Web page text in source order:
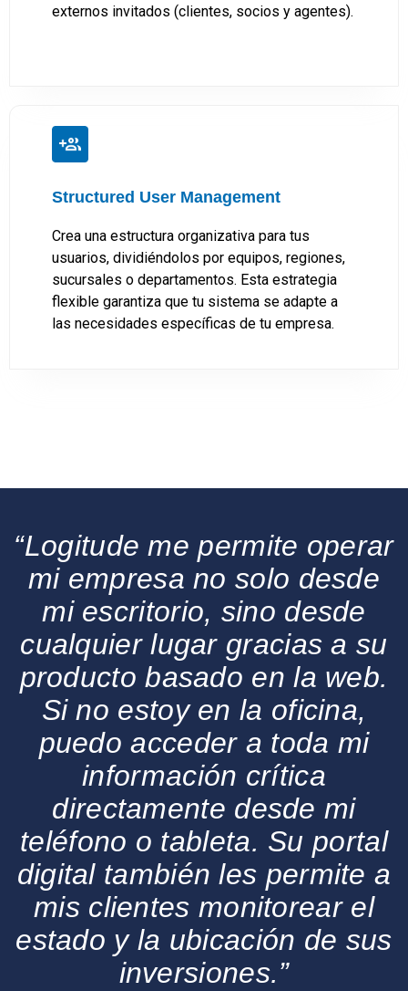
externos invitados (clientes, socios y agentes).
Structured User Management
Crea una estructura organizativa para tus
usuarios, dividiéndolos por equipos, regiones,
sucursales o departamentos. Esta estrategia
flexible garantiza que tu sistema se adapte a
las necesidades específicas de tu empresa.
“Logitude me permite operar
mi empresa no solo desde
mi escritorio, sino desde
cualquier lugar gracias a su
producto basado en la web.
Si no estoy en la oficina,
puedo acceder a toda mi
información crítica
directamente desde mi
teléfono o tableta. Su portal
digital también les permite a
mis clientes monitorear el
estado y la ubicación de sus
inversiones.”